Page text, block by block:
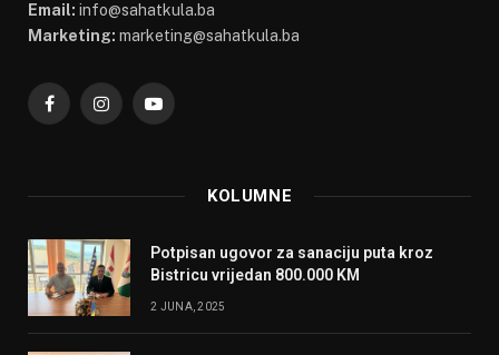
Email: info@sahatkula.ba
Marketing: marketing@sahatkula.ba
FacebookInstagramYouTube
KOLUMNE
Potpisan ugovor za sanaciju puta kroz
Bistricu vrijedan 800.000 KM
2 JUNA, 2025